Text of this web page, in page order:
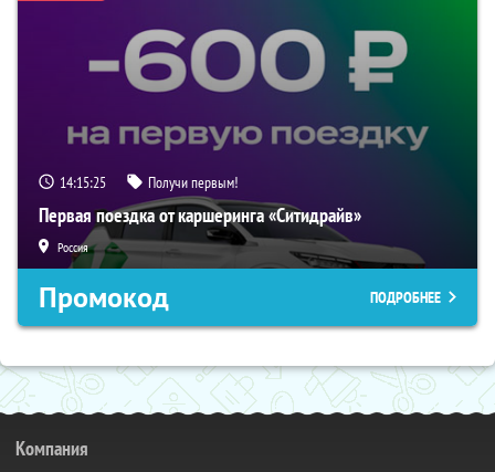
14:15:24 Получи первым!
Первая поездка от каршеринга «Ситидрайв»
Россия
Промокод ПОДРОБНЕЕ
Компания